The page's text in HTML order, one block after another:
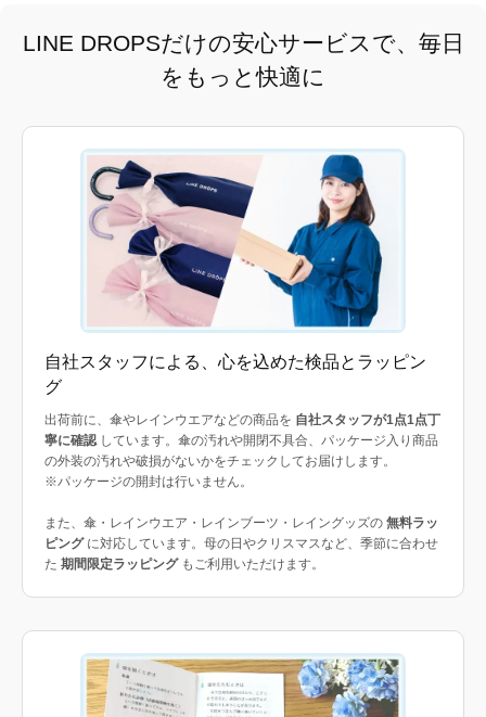
LINE DROPSだけの安心サービスで、毎日
をもっと快適に
自社スタッフによる、心を込めた検品とラッピン
グ
出荷前に、傘やレインウエアなどの商品を 自社スタッフが1点1点丁
寧に確認しています。傘の汚れや開閉不具合、パッケージ入り商品
の外装の汚れや破損がないかをチェックしてお届けします。
※パッケージの開封は行いません。
また、傘・レインウエア・レインブーツ・レイングッズの 無料ラッ
ピングに対応しています。母の日やクリスマスなど、季節に合わせ
た 期間限定ラッピングもご利用いただけます。